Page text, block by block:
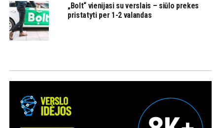
„Bolt“ vienijasi su verslais – siūlo prekes
pristatyti per 1-2 valandas